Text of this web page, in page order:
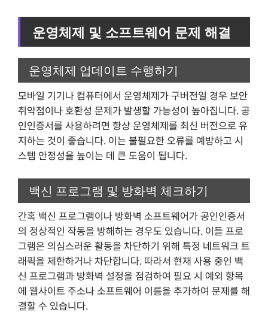
운영체제 및 소프트웨어 문제 해결
운영체제 업데이트 수행하기
모바일 기기나 컴퓨터에서 운영체제가 구버전일 경우 보안
취약점이나 호환성 문제가 발생할 가능성이 높아집니다. 공
인인증서를 사용하려면 항상 운영체제를 최신 버전으로 유
지하는 것이 좋습니다. 이는 불필요한 오류를 예방하고 시
스템 안정성을 높이는 데 큰 도움이 됩니다.
백신 프로그램 및 방화벽 체크하기
간혹 백신 프로그램이나 방화벽 소프트웨어가 공인인증서
의 정상적인 작동을 방해하는 경우도 있습니다. 이들 프로
그램은 의심스러운 활동을 차단하기 위해 특정 네트워크 트
래픽을 제한하거나 차단합니다. 따라서 현재 사용 중인 백
신 프로그램과 방화벽 설정을 점검하여 필요 시 예외 항목
에 웹사이트 주소나 소프트웨어 이름을 추가하여 문제를 해
결할 수 있습니다.